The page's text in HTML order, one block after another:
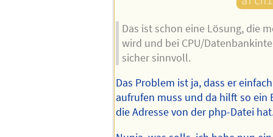
Das ist schon eine Lösung, die
wird und bei CPU/
sicher sinnvoll.
Das Problem ist ja, dass er
aufrufen muss und da hilft so ein
die Adresse von der php-Datei